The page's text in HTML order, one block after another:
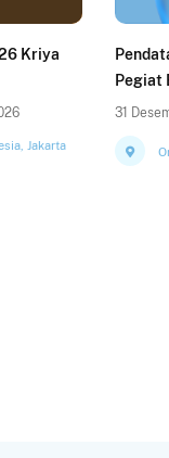
Kriya
Jakarta
Pegiat
31